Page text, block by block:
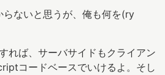
ないと思うが、俺も何を(ry
れば、サーバサイドもクライアン
コードベースでいけるよ。そし